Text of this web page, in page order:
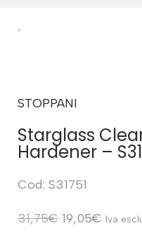
STOPPANI
Starglass
Hardener –
Cod: S31751
31,75€ 19,05€ Iva